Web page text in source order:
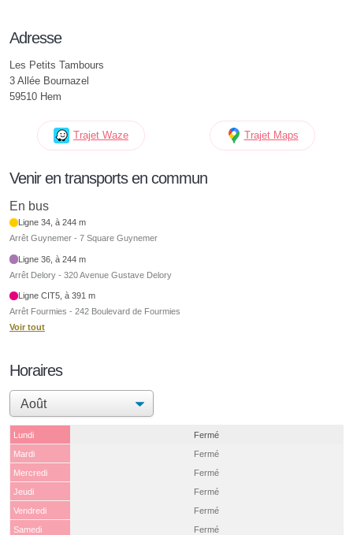
Adresse
Les Petits Tambours
3 Allée Bournazel
59510 Hem
Trajet Waze Trajet Maps
Venir en transports en commun
En bus
Ligne 34, à 244 m
Arrêt Guynemer - 7 Square Guynemer
Ligne 36, à 244 m
Arrêt Delory - 320 Avenue Gustave Delory
Ligne CIT5, à 391 m
Arrêt Fourmies - 242 Boulevard de Fourmies
Voir tout
Horaires
Lundi
Fermé
Mardi
Fermé
Mercredi
Fermé
Jeudi
Fermé
Vendredi
Fermé
Samedi
Fermé